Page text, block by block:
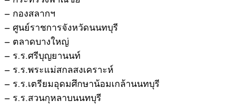
– กองสลากฯ
– ศูนย์ราชการจังหวัดนนทบุรี
– ตลาดบางใหญ่
– ร.ร.ศรีบุญยานนท์
– ร.ร.พระแม่สกลสงเคราะห์
– ร.ร.เตรียมอุดมศึกษาน้อมเกล้านนทบุรี
– ร.ร.สวนกุหลาบนนทบุรี